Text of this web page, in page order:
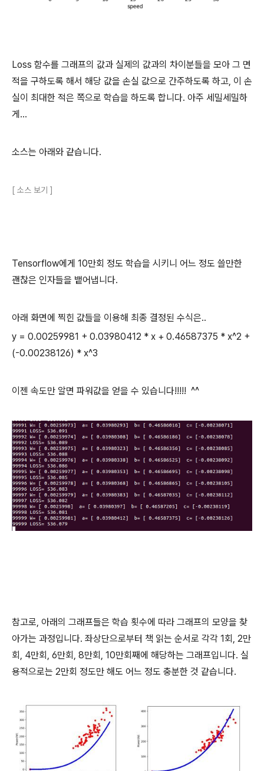
Loss 함수를 그래프의 값과 실제의 값과의 차이분들을 모아 그 면
적을 구하도록 해서 해당 값을 손실 값으로 간주하도록 하고, 이 손
실이 최대한 적은 쪽으로 학습을 하도록 합니다. 아주 세밀세밀하
게...
소스는 아래와 같습니다.
[ 소스 보기 ]
Tensorflow에게 10만회 정도 학습을 시키니 어느 정도 쓸만한
괜찮은 인자들을 뱉어냅니다.
아래 화면에 찍힌 값들을 이용해 최종 결정된 수식은..
y = 0.00259981 + 0.03980412 * x + 0.46587375 * x^2 +
(-0.00238126) * x^3
이젠 속도만 알면 파워값을 얻을 수 있습니다!!!!! ^^
참고로, 아래의 그래프들은 학습 횟수에 따라 그래프의 모양을 찾
아가는 과정입니다. 좌상단으로부터 책 읽는 순서로 각각 1회, 2만
회, 4만회, 6만회, 8만회, 10만회째에 해당하는 그래프입니다. 실
용적으로는 2만회 정도만 해도 어느 정도 충분한 것 같습니다.